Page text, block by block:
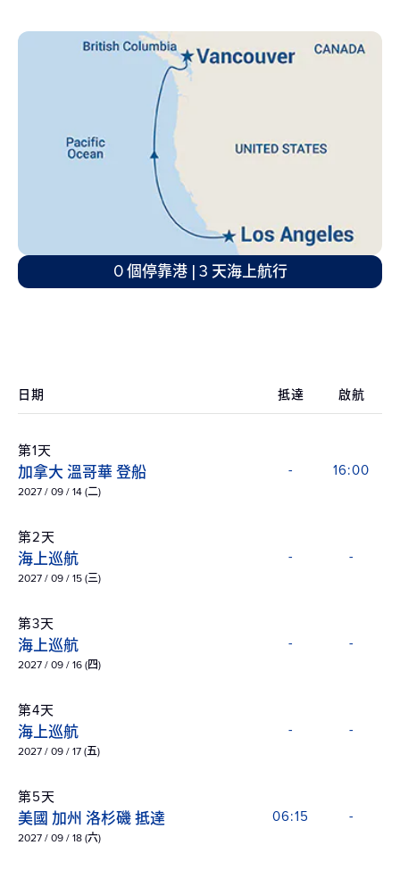
0 個停靠港 | 3 天海上航行
日期 抵達 啟航
第1天
加拿大 溫哥華 登船
2027 / 09 / 14 (二)
- 16:00
第2天
海上巡航
2027 / 09 / 15 (三)
- -
第3天
海上巡航
2027 / 09 / 16 (四)
- -
第4天
海上巡航
2027 / 09 / 17 (五)
- -
第5天
美國 加州 洛杉磯 抵達
2027 / 09 / 18 (六)
06:15 -